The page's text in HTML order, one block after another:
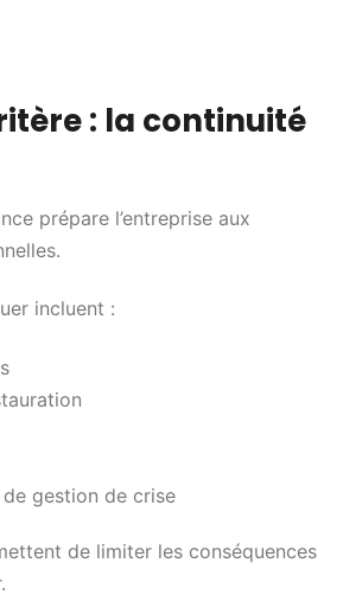
: la continuité
prépare l’entreprise aux
incluent :
gestion de crise
de limiter les conséquences